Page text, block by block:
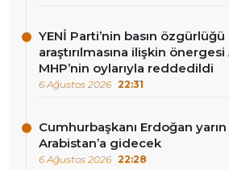
YENİ Parti’nin basın
araştırılmasına ilişkin
MHP’nin oylarıyla reddedildi
6 Ağustos 2026 22:31
Cumhurbaşkanı Erdoğan
Arabistan’a gidecek
6 Ağustos 2026 22:28